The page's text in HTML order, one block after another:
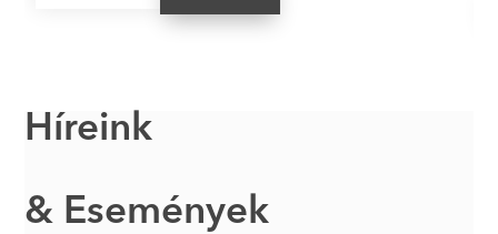
Híreink
& Események